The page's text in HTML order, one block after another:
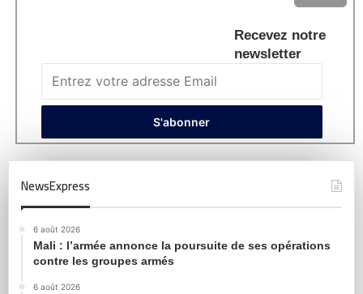
Recevez notre
newsletter
NewsExpress
6 août 2026
Mali : l’armée annonce la poursuite de ses opérations
contre les groupes armés
6 août 2026